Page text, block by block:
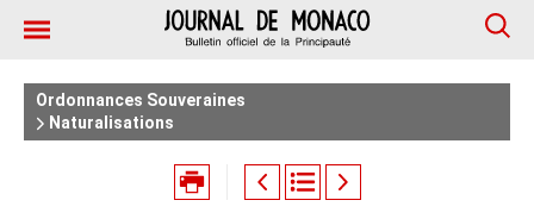
Ordonnances Souveraines
Naturalisations